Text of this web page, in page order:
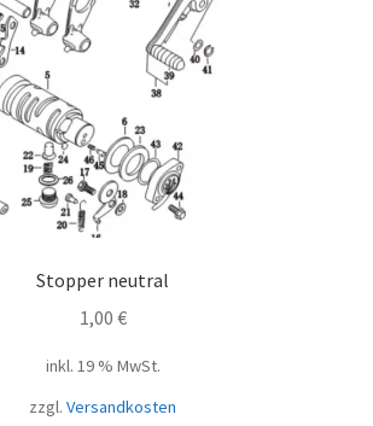
Stopper neutral
1,00 €
inkl. 19 % MwSt.
zzgl. Versandkosten